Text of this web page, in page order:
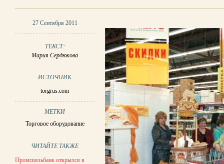
27 Сентября 2011
ТЕКСТ:
Мария Сердюкова
ИСТОЧНИК
torgrus.com
МЕТКИ
Торговое оборудование
ЧИТАЙТЕ ТАКЖЕ
Промсвязьбанк открылся в